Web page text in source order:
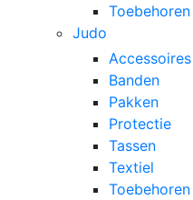
Toebehoren
Judo
Accessoires
Banden
Pakken
Protectie
Tassen
Textiel
Toebehoren